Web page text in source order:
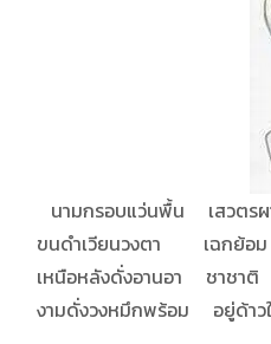
นพื้น เสวตรผ
งตา เฉกย้อม
านอา ชาชาติ
ร้อม อยู่ด้าวใดแ